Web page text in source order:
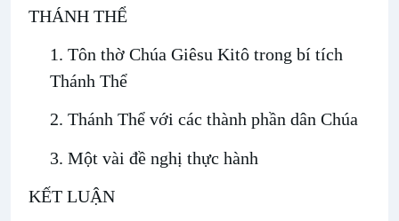
THÁNH THỂ
1. Tôn thờ Chúa Giêsu Kitô trong bí tích
Thánh Thể
2. Thánh Thể với các thành phần dân Chúa
3. Một vài đề nghị thực hành
KẾT LUẬN